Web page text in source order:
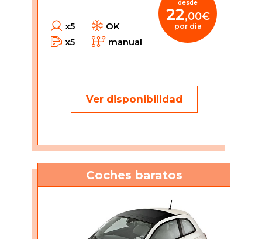
x5
OK
x5
manual
desde
22,00€
por día
Ver disponibilidad
Coches baratos